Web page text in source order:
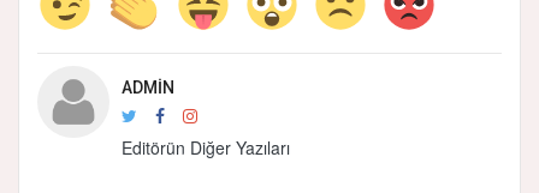
ADMIN
Editörün Diğer Yazıları